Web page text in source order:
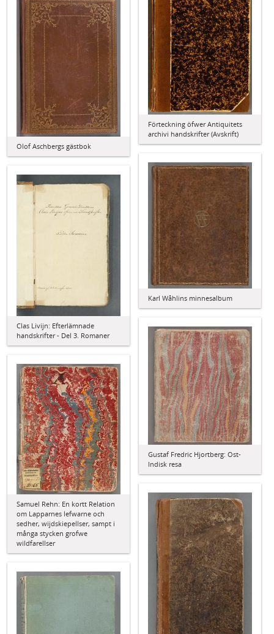
Förteckning öfwer Antiquitets
archivi handskrifter (Avskrift)
Olof Aschbergs gästbok
Karl Wåhlins minnesalbum
Clas Livijn: Efterlämnade
handskrifter - Del 3. Romaner
Gustaf Fredric Hjortberg: Ost-
Indisk resa
Samuel Rehn: En kortt Relation
om Lapparnes lefwarne och
sedher, wijdskiepellser, sampt i
många stycken grofwe
wildfarellser